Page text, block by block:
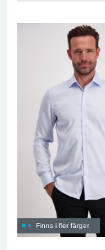
Finns i fler färger